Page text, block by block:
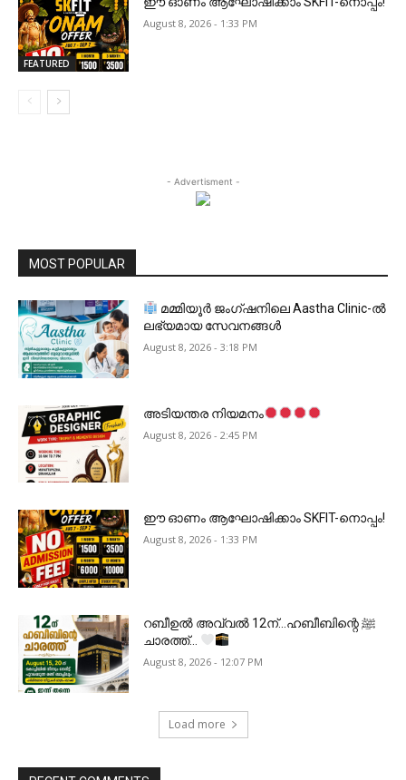
FEATURED
August 8, 2026 - 1:33 PM
- Advertisment -
MOST POPULAR
മമ്മിയൂർ ജംഗ്ഷനിലെ Aastha Clinic-ൽ
ലഭ്യമായ സേവനങ്ങൾ
August 8, 2026 - 3:18 PM
അടിയന്തര നിയമനം
August 8, 2026 - 2:45 PM
ഈ ഓണം ആഘോഷിക്കാം SKFIT-നൊപ്പം!
August 8, 2026 - 1:33 PM
റബീഉൽ അവ്വൽ 12ന്…ഹബീബിന്റെ ﷺ
ചാരത്ത്…
August 8, 2026 - 12:07 PM
Load more